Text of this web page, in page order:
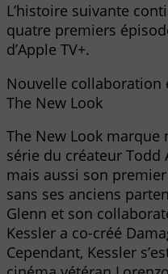
L’histoire suivante
quatre premiers
d’Apple TV+.
Nouvelle
The New Look
The New Look
série du créateur Todd
mais aussi son
sans ses anciens
Glenn et son
Kessler a co-créé
Cependant, Kessler